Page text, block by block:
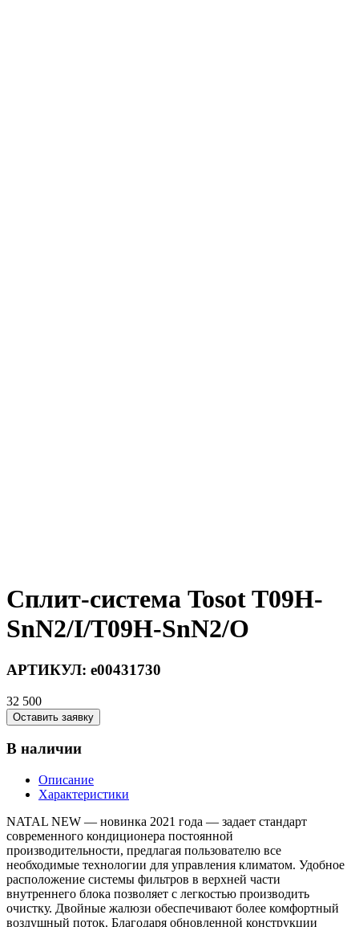
Сплит-система Tosot T09H-
SnN2/I/T09H-SnN2/O
АРТИКУЛ: e00431730
32 500
Оставить заявку
В наличии
Описание
Характеристики
NATAL NEW — новинка 2021 года — задает стандарт
современного кондиционера постоянной
производительности, предлагая пользователю все
необходимые технологии для управления климатом. Удобное
расположение системы фильтров в верхней части
внутреннего блока позволяет с легкостью производить
очистку. Двойные жалюзи обеспечивают более комфортный
воздушный поток. Благодаря обновленной конструкции